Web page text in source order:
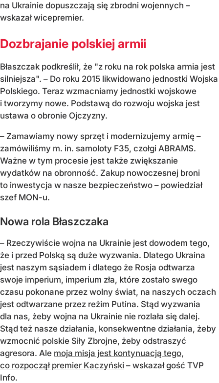
na Ukrainie dopuszczają się zbrodni wojennych –
wskazał wicepremier.
Dozbrajanie polskiej armii
Błaszczak podkreślił, że "z roku na rok polska armia jest
silniejsza". – Do roku 2015 likwidowano jednostki Wojska
Polskiego. Teraz wzmacniamy jednostki wojskowe
i tworzymy nowe. Podstawą do rozwoju wojska jest
ustawa o obronie Ojczyzny.
– Zamawiamy nowy sprzęt i modernizujemy armię –
zamówiliśmy m. in. samoloty F35, czołgi ABRAMS.
Ważne w tym procesie jest także zwiększanie
wydatków na obronność. Zakup nowoczesnej broni
to inwestycja w nasze bezpieczeństwo – powiedział
szef MON-u.
Nowa rola Błaszczaka
– Rzeczywiście wojna na Ukrainie jest dowodem tego,
że i przed Polską są duże wyzwania. Dlatego Ukraina
jest naszym sąsiadem i dlatego że Rosja odtwarza
swoje imperium, imperium zła, które zostało swego
czasu pokonane przez wolny świat, na naszych oczach
jest odtwarzane przez reżim Putina. Stąd wyzwania
dla nas, żeby wojna na Ukrainie nie rozlała się dalej.
Stąd też nasze działania, konsekwentne działania, żeby
wzmocnić polskie Siły Zbrojne, żeby odstraszyć
agresora. Ale moja misja jest kontynuacją tego,
co rozpoczął premier Kaczyński – wskazał gość TVP
Info.